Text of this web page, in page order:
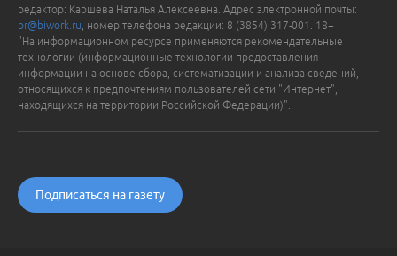
редактор: Каршева Наталья Алексеевна. Адрес электронной почты:
br@biwork.ru , номер телефона редакции: 8 (3854) 317-001. 18+
"На информационном ресурсе применяются рекомендательные
технологии (информационные технологии предоставления
информации на основе сбора, систематизации и анализа сведений,
относящихся к предпочтениям пользователей сети "Интернет",
находящихся на территории Российской Федерации)".
Подписаться на газету